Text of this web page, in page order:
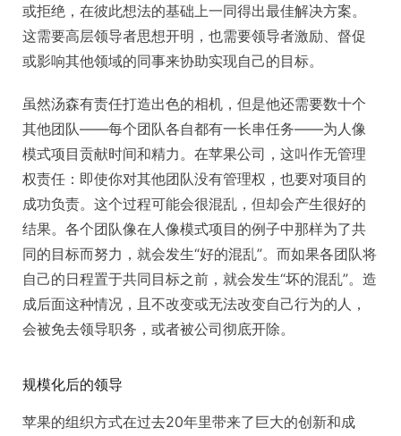
或拒绝，在彼此想法的基础上一同得出最佳解决方案。
这需要高层领导者思想开明，也需要领导者激励、督促
或影响其他领域的同事来协助实现自己的目标。
虽然汤森有责任打造出色的相机，但是他还需要数十个
其他团队——每个团队各自都有一长串任务——为人像
模式项目贡献时间和精力。在苹果公司，这叫作无管理
权责任：即使你对其他团队没有管理权，也要对项目的
成功负责。这个过程可能会很混乱，但却会产生很好的
结果。各个团队像在人像模式项目的例子中那样为了共
同的目标而努力，就会发生“好的混乱”。而如果各团队将
自己的日程置于共同目标之前，就会发生“坏的混乱”。造
成后面这种情况，且不改变或无法改变自己行为的人，
会被免去领导职务，或者被公司彻底开除。
规模化后的领导
苹果的组织方式在过去20年里带来了巨大的创新和成